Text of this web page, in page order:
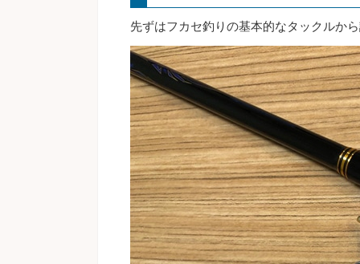
先ずはフカセ釣りの基本的なタックルか